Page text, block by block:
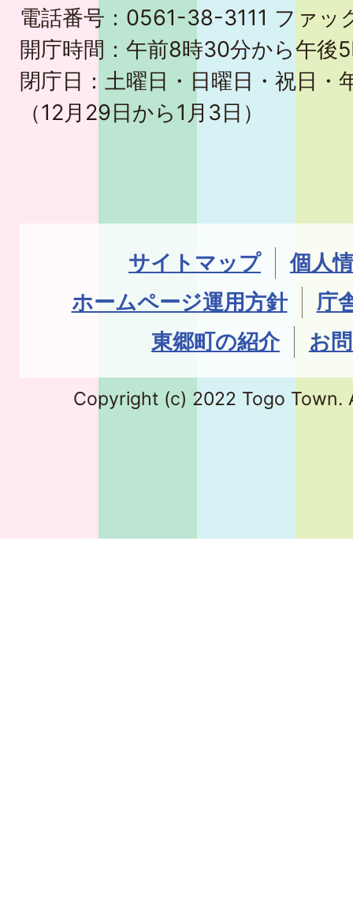
電話番号：0561-38-3111 ファ
開庁時間：午前8時30分から午後
閉庁日：土曜日・日曜日・祝日・
（12月29日から1月3日）
サイトマップ
個人
ホームページ運用方針
庁
東郷町の紹介
お
Copyright (c) 2022 Togo Town.